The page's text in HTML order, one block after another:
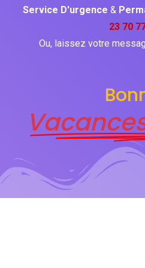
Service D'urgence &
23 70
Ou, laissez votre